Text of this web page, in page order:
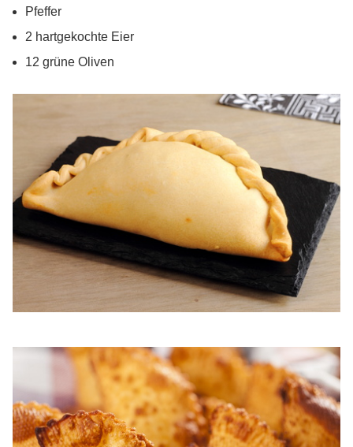
Pfeffer
2 hartgekochte Eier
12 grüne Oliven